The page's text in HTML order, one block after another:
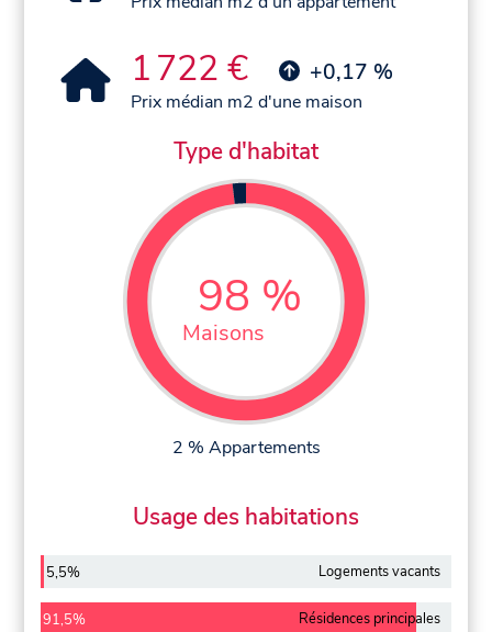
1 722 € +0,17 %
Prix médian m2 d'une maison
Type d'habitat
98 %
Maisons
2 % Appartements
Usage des habitations
5,5% Logements vacants
91,5% Résidences principales